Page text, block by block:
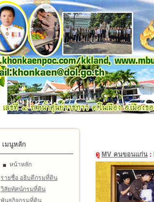
เมนูหลัก
หน้าหลัก
รายชื่อ อธิบดีกรมที่ดิน
วิสัยทัศน์กรมที่ดิน
พันธกิจกรมที่ดิน
ดู MV คนขอนแก่น :